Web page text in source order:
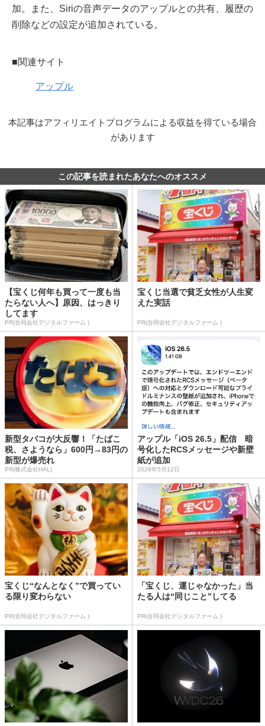
加。また、Siriの音声データのアップルとの共有、履歴の
削除などの設定が追加されている。
■関連サイト
アップル
本記事はアフィリエイトプログラムによる収益を得ている場合
があります
この記事を読まれたあなたへのオススメ
【宝くじ何年も買って一度も当
たらない人へ】原因、はっきり
してます
PR(合同会社デジタルファーム )
宝くじ当選で貧乏女性が人生変
えた実話
PR(合同会社デジタルファーム )
新型タバコが大反響！「たばこ
税、さようなら」600円→83円の
新型が爆売れ
PR(株式会社HAL)
アップル「iOS 26.5」配信 暗
号化したRCSメッセージや新壁
紙が追加
2026年5月12日
宝くじ“なんとなく”で買ってい
る限り変わらない
PR(合同会社デジタルファーム )
「宝くじ、運じゃなかった」当
たる人は“同じこと”してる
PR(合同会社デジタルファーム )